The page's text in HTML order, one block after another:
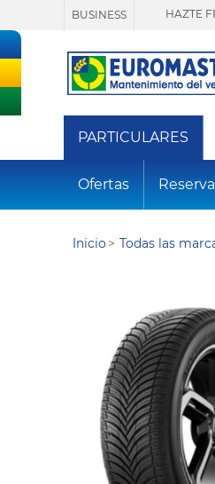
BUSINESS HAZTE
PARTICULARES
Ofertas
Inicio Todas las